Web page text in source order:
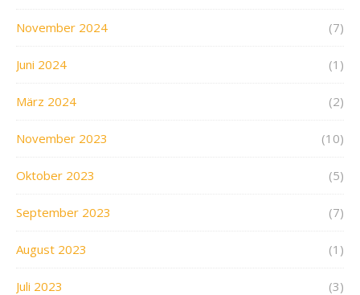
November 2024 (7)
Juni 2024 (1)
März 2024 (2)
November 2023 (10)
Oktober 2023 (5)
September 2023 (7)
August 2023 (1)
Juli 2023 (3)